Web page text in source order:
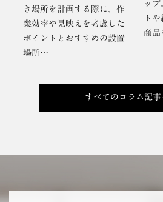
き場所を計画する際に、作
業効率や見映えを考慮した
ポイントとおすすめの設置
場所…
ッ
ト
商
すべてのコラム記事